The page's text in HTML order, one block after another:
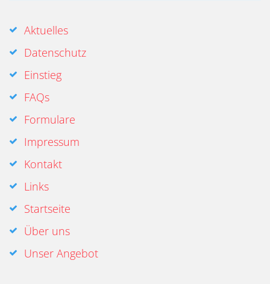
Aktuelles
Datenschutz
Einstieg
FAQs
Formulare
Impressum
Kontakt
Links
Startseite
Über uns
Unser Angebot